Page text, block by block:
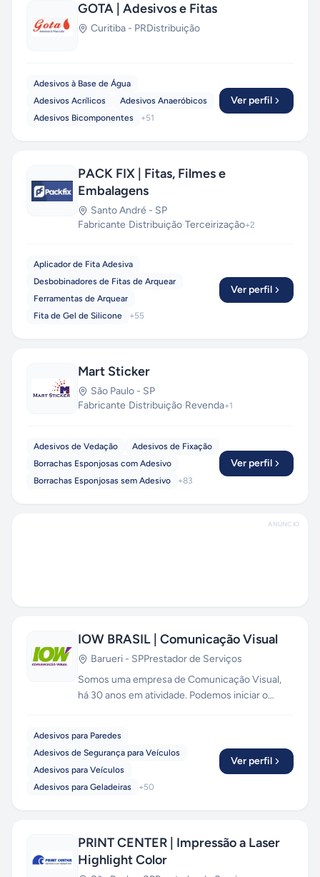
GOTA | Adesivos e Fitas
Curitiba - PRDistribuição
Adesivos à Base de Água
Adesivos Acrílicos
Adesivos Anaeróbicos
Adesivos Bicomponentes
+51
Ver perfil
PACK FIX | Fitas, Filmes e
Embalagens
Santo André - SP
Fabricante·Distribuição·Terceirização+2
Aplicador de Fita Adesiva
Desbobinadores de Fitas de Arquear
Ferramentas de Arquear
Fita de Gel de Silicone
+55
Ver perfil
Mart Sticker
São Paulo - SP
Fabricante·Distribuição·Revenda+1
Adesivos de Vedação
Adesivos de Fixação
Borrachas Esponjosas com Adesivo
Borrachas Esponjosas sem Adesivo
+83
Ver perfil
ANÚNCIO
IOW BRASIL | Comunicação Visual
Barueri - SPPrestador de Serviços
Somos uma empresa de Comunicação Visual,
há 30 anos em atividade. Podemos iniciar o
dos mais variados materiais como, acrílico, mdf,
pvc, aço escovado e aço galvanizado com
pintura automotiva e etc. Placas, sinalização
interna e externa. Adesivamento em paredes,
Adesivos para Paredes
Adesivos de Segurança para Veículos
Adesivos para Veículos
Adesivos para Geladeiras
+50
Ver perfil
PRINT CENTER | Impressão a Laser
Highlight Color